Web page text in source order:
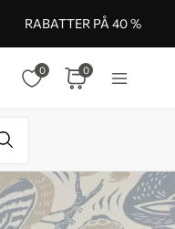
RABATTER PÅ 40 %
0 0